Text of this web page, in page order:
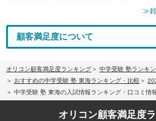
≫鈴
顧客満足度について
オリコン顧客満足度ランキング
中学受験 塾ランキ
おすすめの中学受験 塾 東海ランキング・比較
中学受験 塾 東海の入試情報ランキング・口コミ情
オリコン顧客満足度